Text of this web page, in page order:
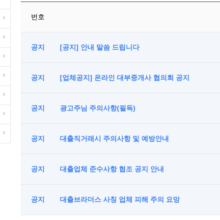
번호
공지 [공지] 안내 말씀 드립니다
공지 [업체공지] 온라인 대부중개사 협의회 공지
공지 광고주님 주의사항(필독)
공지 대출직거래시 주의사항 및 예방안내
공지 대출업체 준수사항 협조 공지 안내
공지 대출브라더스 사칭 업체 피해 주의 요망